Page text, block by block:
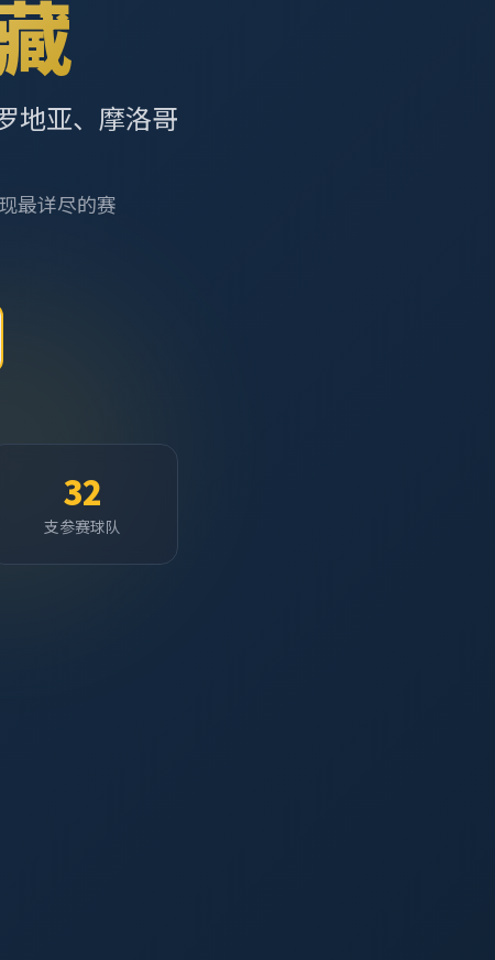
地亚、摩洛哥
最详尽的赛
32
支参赛球队